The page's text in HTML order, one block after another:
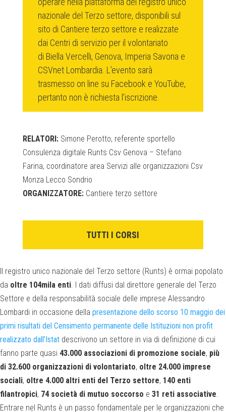
nazionale del Terzo settore, disponibili sul
sito di Cantiere terzo settore e realizzate
dai Centri di servizio per il volontariato
di Biella Vercelli, Genova, Imperia Savona e
CSVnet Lombardia. L’evento sarà
trasmesso on line su Facebook e YouTube,
pertanto non è richiesta l’iscrizione.
RELATORI:Simone Perotto, referente sportello
Consulenza digitale Runts Csv Genova – Stefano
Farina, coordinatore area Servizi alle organizzazioni Csv
Monza Lecco Sondrio
ORGANIZZATORE:Cantiere terzo settore
TUTTI I CORSI
Il registro unico nazionale del Terzo settore (Runts) è ormai popolato
da oltre 104mila enti . I dati diffusi dal direttore generale del Terzo
Settore e della responsabilità sociale delle imprese Alessandro
Lombardi in occasione della presentazione dello scorso 10 maggio dei
primi risultati del Censimento permanente delle Istituzioni non profit
realizzato dall’Istat descrivono un settore in via di definizione di cui
fanno parte quasi 43.000 associazioni di promozione sociale, più
di 32.600 organizzazioni di volontariato, oltre 24.000 imprese
sociali, oltre 4.000 altri enti del Terzo settore, 140 enti
filantropici, 74 società di mutuo soccorso e 31 reti associative
Entrare nel Runts è un passo fondamentale per le organizzazioni che